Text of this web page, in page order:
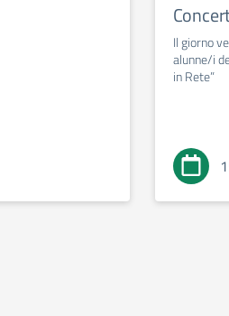
Il giorno
alunne/i
in Rete”